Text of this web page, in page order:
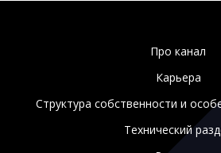
Про канал
Карьера
Структура собственности и
Технический